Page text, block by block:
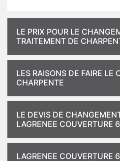
LE PRIX POUR LE
TRAITEMENT DE
LES RAISONS DE FAIRE LE
CHARPENTE
LE DEVIS DE
LAGRENEE COUVERTURE
LAGRENEE COUVERTURE